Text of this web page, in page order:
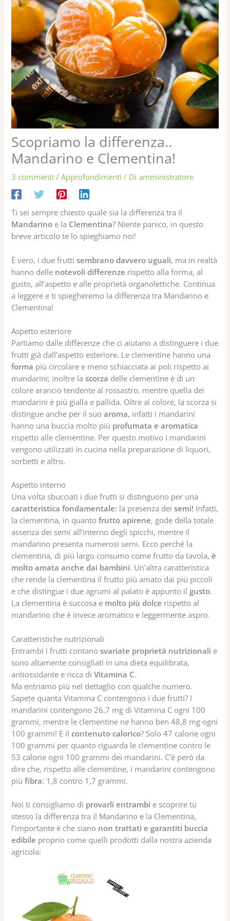
Scopriamo la differenza..
Mandarino e Clementina!
3 commenti /Approfondimenti / Diamministratore
Ti sei sempre chiesto quale sia la differenza tra il
Mandarino e la Clementina? Niente panico, in questo
breve articolo te lo spieghiamo noi!
È vero, i due fruttisembrano davvero uguali, ma in realtà
hanno delle notevoli differenze rispetto alla forma, al
gusto, all’aspetto e alle proprietà organolettiche. Continua
a leggere e ti spiegheremo la differenza tra Mandarino e
Clementina!
Aspetto esteriore
Partiamo dalle differenze che ci aiutano a distinguere i due
frutti già dall’aspetto esteriore. Le clementine hanno una
forma più circolare e meno schiacciata ai poli rispetto ai
mandarini; inoltre lascorza delle clementine è di un
colore arancio tendente al rossastro, mentre quella dei
mandarini è più gialla e pallida. Oltre al colore, la scorza si
distingue anche per il suoaroma, infatti i mandarini
hanno una buccia molto più profumata e aromatica
rispetto alle clementine. Per questo motivo i mandarini
vengono utilizzati in cucina nella preparazione di liquori,
sorbetti e altro.
Aspetto interno
Una volta sbucciati i due frutti si distinguono per una
caratteristica fondamentale: la presenza deisemi! Infatti,
la clementina, in quantofrutto apirene, gode della totale
assenza dei semi all’interno degli spicchi, mentre il
mandarino presenta numerosi semi. Ecco perché la
clementina, di più largo consumo come frutto da tavola,è
molto amata anche dai bambini. Un’altra caratteristica
che rende la clementina il frutto più amato dai più piccoli
e che distingue i due agrumi al palato è appunto il gusto.
La clementina è succosa e molto più dolce rispetto al
mandarino che è invece aromatico e leggermente aspro.
Caratteristiche nutrizionali
Entrambi i frutti contanosvariate proprietà nutrizionali e
sono altamente consigliati in una dieta equilibrata,
antiossidante e ricca diVitamina C.
Ma entriamo più nel dettaglio con qualche numero.
Sapete quanta Vitamina C contengono i due frutti? I
mandarini contengono 26,7 mg di Vitamina C ogni 100
grammi, mentre le clementine ne hanno ben 48,8 mg ogni
100 grammi! E ilcontenuto calorico? Solo 47 calorie ogni
100 grammi per quanto riguarda le clementine contro le
53 calorie ogni 100 grammi dei mandarini. C’è però da
dire che, rispetto alle clementine, i mandarini contengono
piùfibra: 1,8 contro 1,7 grammi.
Noi ti consigliamo di provarli entrambi e scoprire tu
stesso la differenza tra il Mandarino e la Clementina,
l’importante è che siano non trattati e garantiti buccia
edibile proprio come quelli prodotti dalla nostra azienda
agricola: